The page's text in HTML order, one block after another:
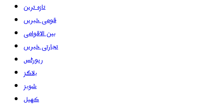
تازہ ترین
قومی خبریں
بین الاقوامی
تجارتی خبریں
رپورٹس
بلاگز
شوبز
کھیل